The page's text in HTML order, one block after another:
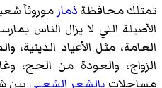
تمتلك محافظةذمار موروثاً
الأصيلة التي لا يزال الناس
العامة، مثل الأعياد
الزواج، والعودة من الحج،
مساجلات بالشعر الشعبي بين